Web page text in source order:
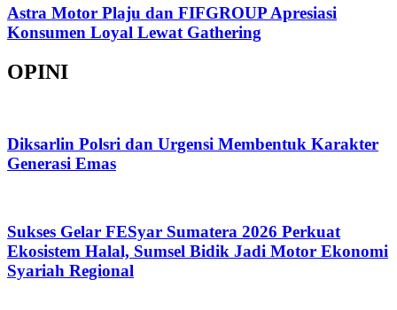
Astra Motor Plaju dan FIFGROUP Apresiasi
Konsumen Loyal Lewat Gathering
OPINI
Diksarlin Polsri dan Urgensi Membentuk Karakter
Generasi Emas
Sukses Gelar FESyar Sumatera 2026 Perkuat
Ekosistem Halal, Sumsel Bidik Jadi Motor Ekonomi
Syariah Regional